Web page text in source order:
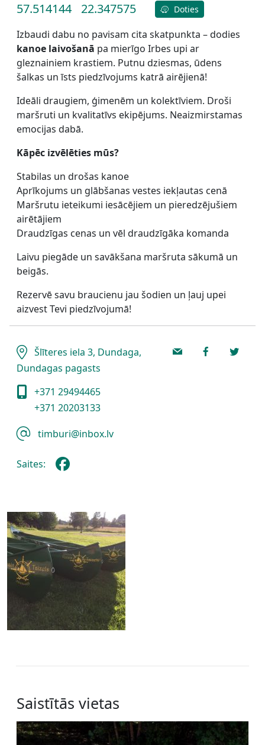
57.514144 22.347575 Doties
Izbaudi dabu no pavisam cita skatpunkta – dodies
kanoe laivošanā pa mierīgo Irbes upi ar
gleznainiem krastiem. Putnu dziesmas, ūdens
šalkas un īsts piedzīvojums katrā airējienā!
Ideāli draugiem, ģimenēm un kolektīviem. Droši
maršruti un kvalitatīvs ekipējums. Neaizmirstamas
emocijas dabā.
Kāpēc izvēlēties mūs?
Stabilas un drošas kanoe
Aprīkojums un glābšanas vestes iekļautas cenā
Maršrutu ieteikumi iesācējiem un pieredzējušiem
airētājiem
Draudzīgas cenas un vēl draudzīgāka komanda
Laivu piegāde un savākšana maršruta sākumā un
beigās.
Rezervē savu braucienu jau šodien un ļauj upei
aizvest Tevi piedzīvojumā!
Šlīteres iela 3, Dundaga,
Dundagas pagasts
+371 29494465
+371 20203133
timburi@inbox.lv
Saites:
Saistītās vietas